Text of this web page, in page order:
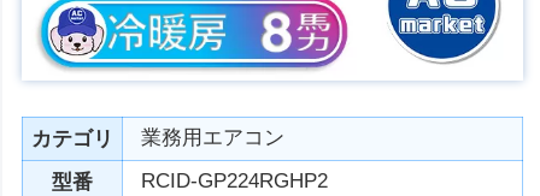
カテゴリ
業務用エアコン
型番
RCID-GP224RGHP2